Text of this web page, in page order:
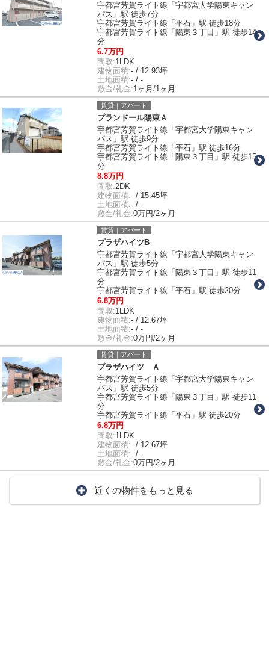
宇都宮芳賀ライト線「宇都宮大学陽東キャン
パス」駅 徒歩7分
宇都宮芳賀ライト線「平石」駅 徒歩18分
宇都宮芳賀ライト線「陽東３丁目」駅 徒歩14
分
6.7万円
間取:1LDK
建物面積:- / 12.93坪
土地面積:- / -
敷金/礼金:1ヶ月/1ヶ月
賃貸｜アパート
プランドール陽東Ａ
宇都宮芳賀ライト線「宇都宮大学陽東キャン
パス」駅 徒歩9分
宇都宮芳賀ライト線「平石」駅 徒歩16分
宇都宮芳賀ライト線「陽東３丁目」駅 徒歩15
分
8.8万円
間取:2DK
建物面積:- / 15.45坪
土地面積:- / -
敷金/礼金:0万円/2ヶ月
賃貸｜アパート
プラザハイツB
宇都宮芳賀ライト線「宇都宮大学陽東キャン
パス」駅 徒歩5分
宇都宮芳賀ライト線「陽東３丁目」駅 徒歩11
分
宇都宮芳賀ライト線「平石」駅 徒歩20分
6.8万円
間取:1LDK
建物面積:- / 12.67坪
土地面積:- / -
敷金/礼金:0万円/2ヶ月
賃貸｜アパート
プラザハイツ Ａ
宇都宮芳賀ライト線「宇都宮大学陽東キャン
パス」駅 徒歩5分
宇都宮芳賀ライト線「陽東３丁目」駅 徒歩11
分
宇都宮芳賀ライト線「平石」駅 徒歩20分
6.8万円
間取:1LDK
建物面積:- / 12.67坪
土地面積:- / -
敷金/礼金:0万円/2ヶ月
近くの物件をもっと見る